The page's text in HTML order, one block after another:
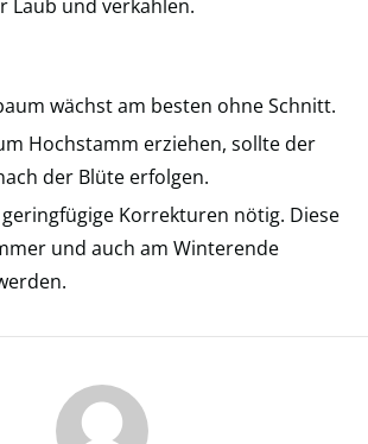
Laub und verkahlen.
wächst am besten ohne Schnitt.
Hochstamm erziehen, sollte der
der Blüte erfolgen.
Korrekturen nötig. Diese
und auch am Winterende